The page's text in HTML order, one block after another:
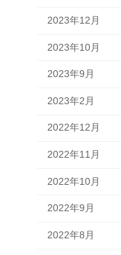
2023年12月
2023年10月
2023年9月
2023年2月
2022年12月
2022年11月
2022年10月
2022年9月
2022年8月